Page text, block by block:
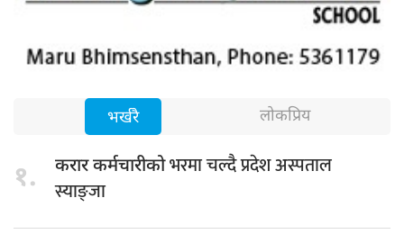
भर्खरै लोकप्रिय
१. करार कर्मचारीकोभरमा चल्दै प्रदेश अस्पताल
स्याङ्जा